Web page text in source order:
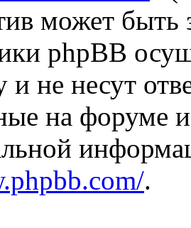
может быть
phpBB
не несут
на форуме
.